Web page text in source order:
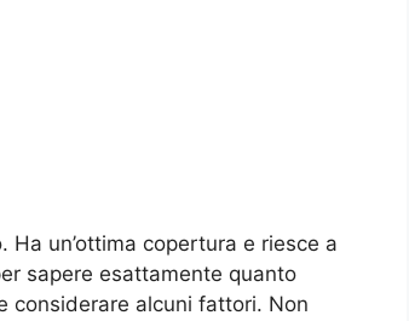
un’ottima copertura e riesce a
sapere esattamente quanto
considerare alcuni fattori. Non